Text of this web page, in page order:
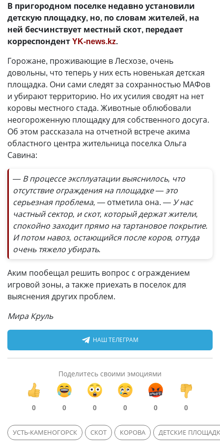
В пригородном поселке недавно установили
детскую площадку, но, по словам жителей, на
ней бесчинствует местный скот, передает
корреспондентYK-news.kz.
Горожане, проживающие в Лесхозе, очень
довольны, что теперь у них есть новенькая детская
площадка. Они сами следят за сохранностью МАФов
и убирают территорию. Но их усилия сводят на нет
коровы местного стада. Животные облюбовали
неогороженную площадку для собственного досуга.
Об этом рассказала на отчетной встрече акима
областного центра жительница поселка Ольга
Савина:
— В процессе эксплуатации выяснилось, что
отсутствие ограждения на площадке — это
серьезная проблема, — отметила она. — У нас
частный сектор, и скот, который держат жители,
спокойно заходит прямо на тартановое покрытие.
И потом навоз, остающийся после коров, оттуда
очень тяжело убирать.
Аким пообещал решить вопрос с ограждением
игровой зоны, а также приехать в поселок для
выяснения других проблем.
Мира Круль
НАШ ТЕЛЕГРАМ
Поделитесь своими эмоциями
0 0 0 0 0 0
УСТЬ-КАМЕНОГОРСК СКОТ КОРОВА ДЕТСКИЕ